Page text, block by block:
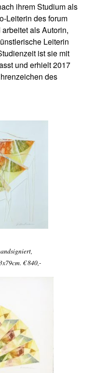
ihrem Studium als
Leiterin des forum
als Autorin,
Leiterin
ist sie mit
und erhielt 2017
des
€ 840,-